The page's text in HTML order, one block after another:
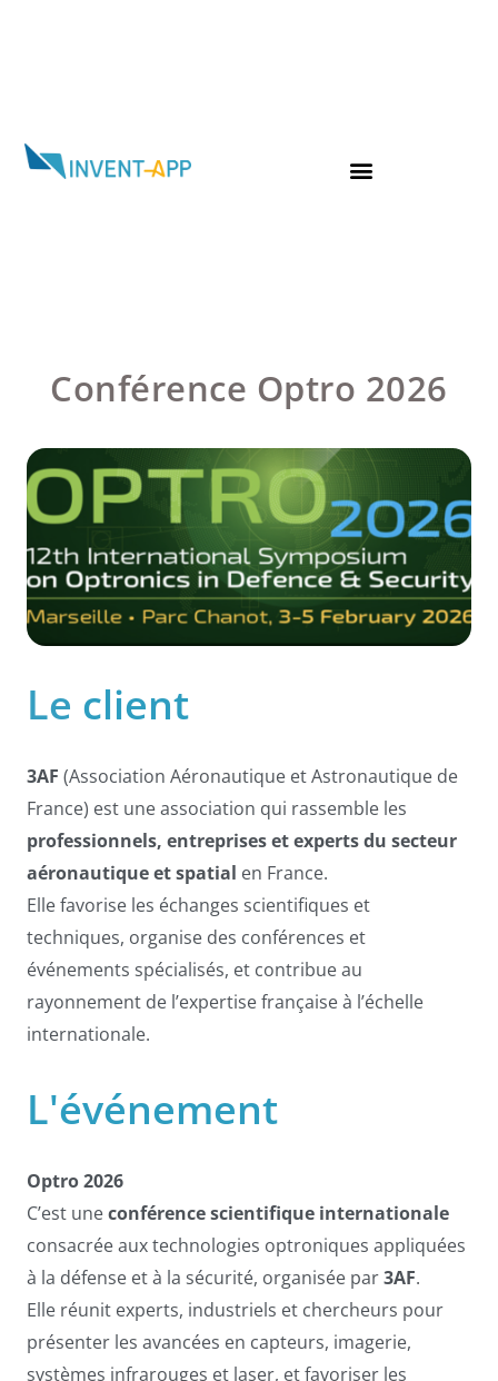
Conférence Optro 2026
Le client
3AF (Association Aéronautique et Astronautique de
France) est une association qui rassemble les
professionnels, entreprises et experts du secteur
aéronautique et spatial en France.
Elle favorise les échanges scientifiques et
techniques, organise des conférences et
événements spécialisés, et contribue au
rayonnement de l’expertise française à l’échelle
internationale.
L'événement
Optro 2026
C’est uneconférence scientifique internationale
consacrée aux technologies optroniques appliquées
à la défense et à la sécurité, organisée par3AF.
Elle réunit experts, industriels et chercheurs pour
présenter les avancées en capteurs, imagerie,
systèmes infrarouges et laser, et favoriser les